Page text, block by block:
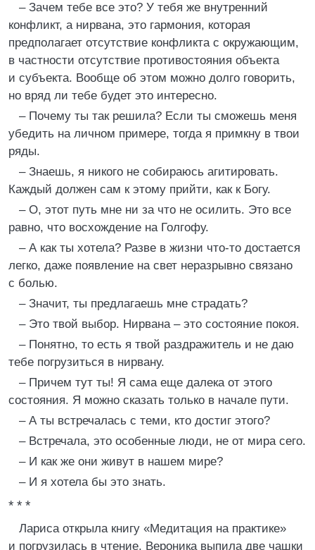
– Зачем тебе все это? У тебя же внутренний
конфликт, а нирвана, это гармония, которая
предполагает отсутствие конфликта с окружающим,
в частности отсутствие противостояния объекта
и субъекта. Вообще об этом можно долго говорить,
но вряд ли тебе будет это интересно.
– Почему ты так решила? Если ты сможешь меня
убедить на личном примере, тогда я примкну в твои
ряды.
– Знаешь, я никого не собираюсь агитировать.
Каждый должен сам к этому прийти, как к Богу.
– О, этот путь мне ни за что не осилить. Это все
равно, что восхождение на Голгофу.
– А как ты хотела? Разве в жизни что-то достается
легко, даже появление на свет неразрывно связано
с болью.
– Значит, ты предлагаешь мне страдать?
– Это твой выбор. Нирвана – это состояние покоя.
– Понятно, то есть я твой раздражитель и не даю
тебе погрузиться в нирвану.
– Причем тут ты! Я сама еще далека от этого
состояния. Я можно сказать только в начале пути.
– А ты встречалась с теми, кто достиг этого?
– Встречала, это особенные люди, не от мира сего.
– И как же они живут в нашем мире?
– И я хотела бы это знать.
* * *
Лариса открыла книгу «Медитация на практике»
и погрузилась в чтение. Вероника выпила две чашки